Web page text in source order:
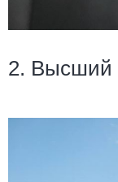
2. Высший